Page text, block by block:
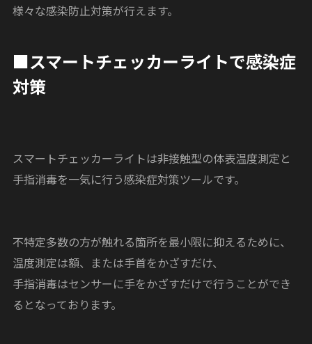
様々な感染防止対策が行えます。
■スマートチェッカーライトで感染症
対策
スマートチェッカーライトは非接触型の体表温度測定と
手指消毒を一気に行う感染症対策ツールです。
不特定多数の方が触れる箇所を最小限に抑えるために、
温度測定は額、または手首をかざすだけ、
手指消毒はセンサーに手をかざすだけで行うことができ
るとなっております。